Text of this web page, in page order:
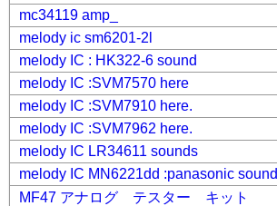
mc34119 amp_
melody ic sm6201-2l
melody IC : HK322-6 sound
melody IC :SVM7570 here
melody IC :SVM7910 here.
melody IC :SVM7962 here.
melody IC LR34611 sounds
melody IC MN6221dd :panasonic sound
MF47 アナログ テスター キット